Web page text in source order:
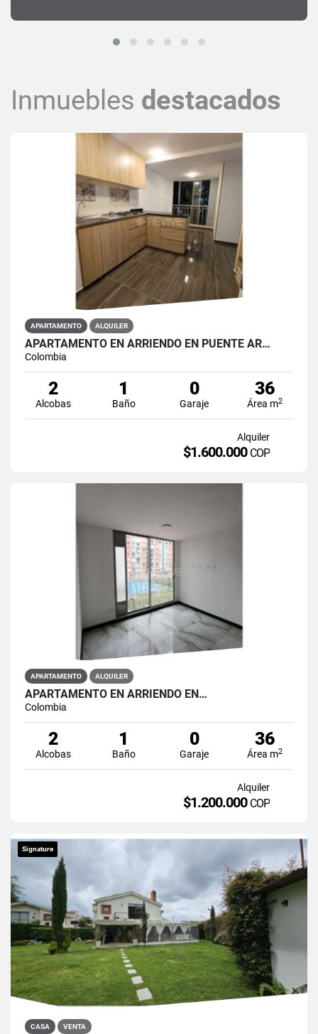
Inmuebles destacados
APARTAMENTO ALQUILER
APARTAMENTO EN ARRIENDO EN PUENTE AR…
Colombia
2
Alcobas
1
Baño
0
Garaje
36
Área m2
Alquiler
$1.600.000 COP
APARTAMENTO ALQUILER
APARTAMENTO EN ARRIENDO EN…
Colombia
2
Alcobas
1
Baño
0
Garaje
36
Área m2
Alquiler
$1.200.000 COP
Signature
CASA VENTA